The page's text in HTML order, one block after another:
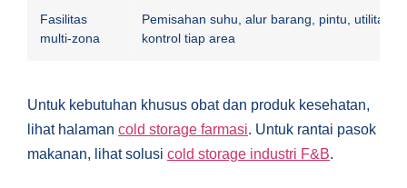
Fasilitas
multi-zona
Pemisahan suhu, alur barang, pintu, utilitas,
kontrol tiap area
Untuk kebutuhan khusus obat dan produk kesehatan,
lihat halaman cold storage farmasi. Untuk rantai pasok
makanan, lihat solusi cold storage industri F&B.